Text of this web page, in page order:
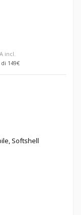
incl.
149€
Softshell